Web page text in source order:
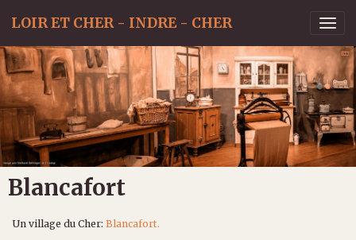
LOIR ET CHER - INDRE - CHER
Blancafort
Un village du Cher: Blancafort.